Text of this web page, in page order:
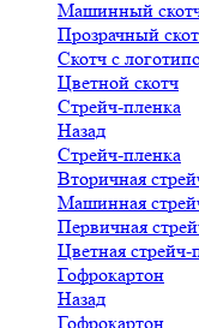
Машинный
Прозрачный
Скотч с
Цветной скотч
Стрейч-пленка
Назад
Стрейч-пленка
Вторичная
Машинная
Первичная
Цветная стрейч-
Гофрокартон
Назад
Гофрокартон